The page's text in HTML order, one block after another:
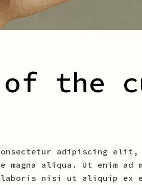
the
adipiscing elit,
aliqua. Ut enim ad
nisi ut aliquip ex ea